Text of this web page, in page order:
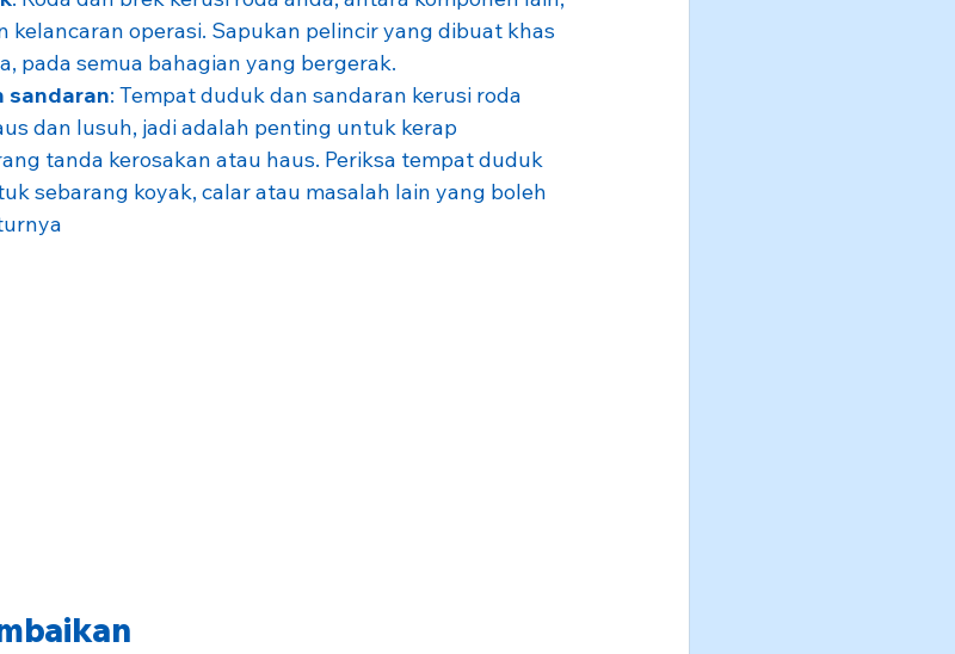
kelancaran operasi. Sapukan pelincir yang dibuat khas
pada semua bahagian yang bergerak.
sandaran: Tempat duduk dan sandaran kerusi roda
dan lusuh, jadi adalah penting untuk kerap
tanda kerosakan atau haus. Periksa tempat duduk
sebarang koyak, calar atau masalah lain yang boleh